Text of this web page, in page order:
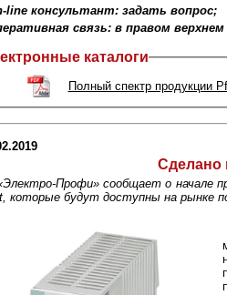
line консультант: задать вопрос;
связь: в правом
каталоги
Полный спектр продукции
Сделано
Профи» сообщает о начале
которые будут доступны на рынке